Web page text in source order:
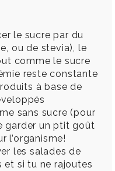
le sucre par du
ou de stevia), le
comme le sucre
reste constante
à base de
sans sucre (pour
garder un ptit goût
l’organisme!
les salades de
et si tu ne rajoutes